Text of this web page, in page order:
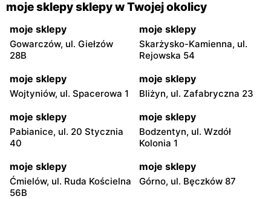
moje sklepy sklepy w Twojej okolicy
moje sklepy
Gowarczów, ul. Giełzów
28B
moje sklepy
Skarżysko-Kamienna, ul.
Rejowska 54
moje sklepy
Wojtyniów, ul. Spacerowa 1
moje sklepy
Bliżyn, ul. Zafabryczna 23
moje sklepy
Pabianice, ul. 20 Stycznia
40
moje sklepy
Bodzentyn, ul. Wzdół
Kolonia 1
moje sklepy
Ćmielów, ul. Ruda Kościelna
56B
moje sklepy
Górno, ul. Bęczków 87